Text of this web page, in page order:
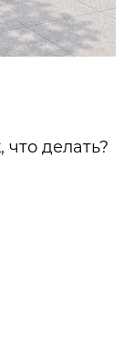
делать?